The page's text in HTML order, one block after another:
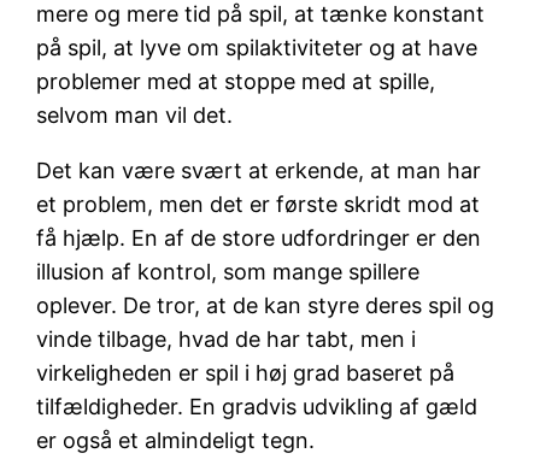
mere og mere tid på spil, at tænke konstant
på spil, at lyve om spilaktiviteter og at have
problemer med at stoppe med at spille,
selvom man vil det.
Det kan være svært at erkende, at man har
et problem, men det er første skridt mod at
få hjælp. En af de store udfordringer er den
illusion af kontrol, som mange spillere
oplever. De tror, at de kan styre deres spil og
vinde tilbage, hvad de har tabt, men i
virkeligheden er spil i høj grad baseret på
tilfældigheder. En gradvis udvikling af gæld
er også et almindeligt tegn.